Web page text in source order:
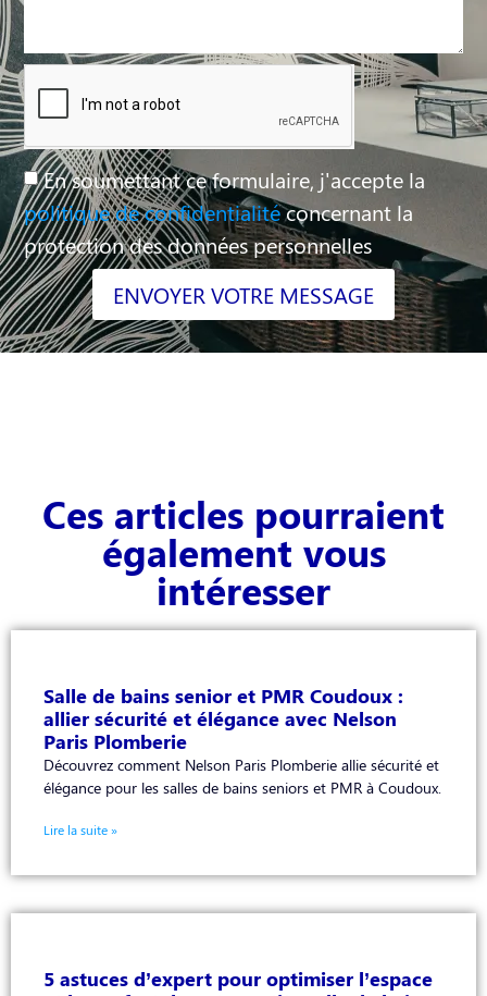
En soumettant ce formulaire, j'accepte la
politique de confidentialitéconcernant la
protection des données personnelles
ENVOYER VOTRE MESSAGE
Ces articles pourraient
également vous
intéresser
Salle de bains senior et PMR Coudoux :
allier sécurité et élégance avec Nelson
Paris Plomberie
Découvrez comment Nelson Paris Plomberie allie sécurité et
élégance pour les salles de bains seniors et PMR à Coudoux.
Lire la suite »
5 astuces d’expert pour optimiser l’espace